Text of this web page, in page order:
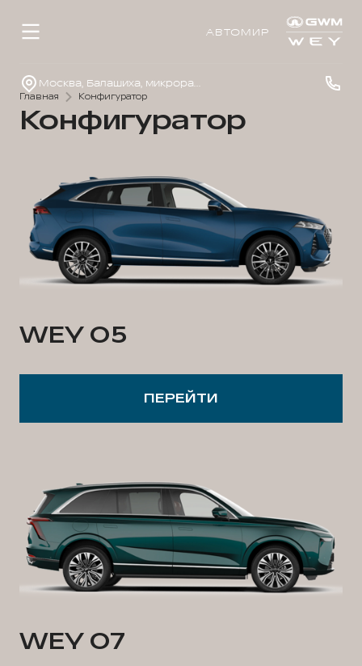
АВТОМИР
Москва, Балашиха, микрорайон 1 Мая, д.14
Главная Конфигуратор
Конфигуратор
WEY 05
ПЕРЕЙТИ
WEY 07